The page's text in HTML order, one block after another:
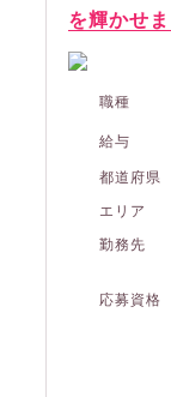
を輝かせ
職種
給与
都道府県
エリア
勤務先
応募資格